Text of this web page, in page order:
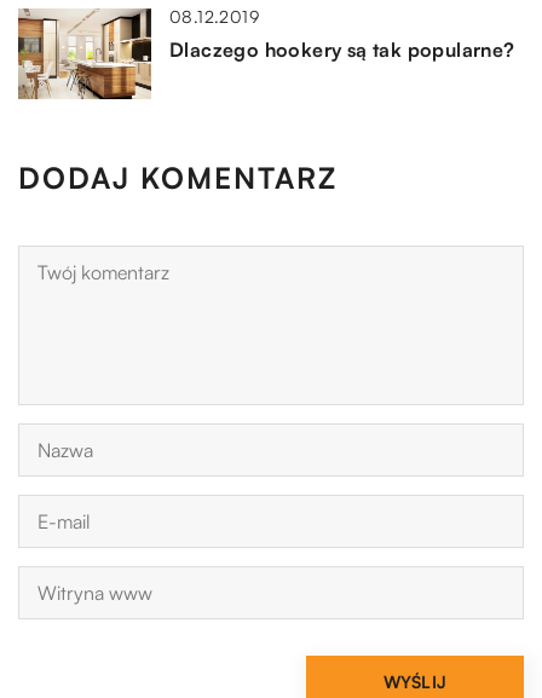
08.12.2019
Dlaczego hookery są tak popularne?
DODAJ KOMENTARZ